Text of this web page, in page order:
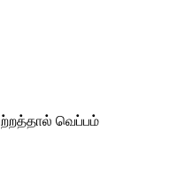
வெப்பம்